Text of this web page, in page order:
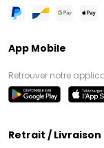
App Mobile
Retrouver notre
Retrait / Livraison